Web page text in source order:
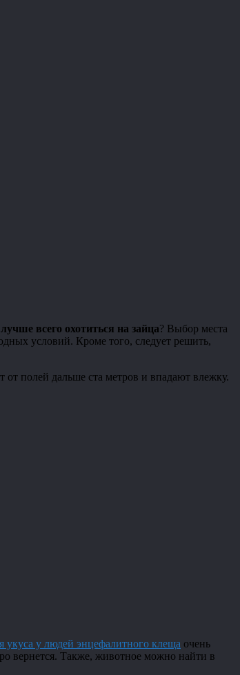
всего охотиться на зайца? Выбор места
условий. Кроме того, следует решить,
полей дальше ста метров и впадают влежку.
укуса у людей энцефалитного клеща очень
вернется. Также, животное можно найти в